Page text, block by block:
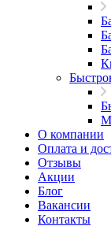
О компании
Оплата и
Отзывы
Акции
Блог
Вакансии
Контакты